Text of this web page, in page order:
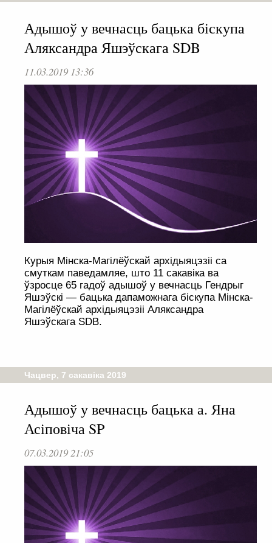
Адышоў у вечнасць бацька біскупа
Аляксандра Яшэўскага SDB
11.03.2019 13:36
Курыя Мінска-Магілёўскай архідыяцэзіі са
смуткам паведамляе, што 11 сакавіка ва
ўзросце 65 гадоў адышоў у вечнасць Гендрыг
Яшэўскі — бацька дапаможнага біскупа Мінска-
Магілёўскай архідыяцэзіі Аляксандра
Яшэўскага SDB.
Чацвер, 7 сакавіка 2019
Адышоў у вечнасць бацька а. Яна
Асіповіча SP
07.03.2019 21:05